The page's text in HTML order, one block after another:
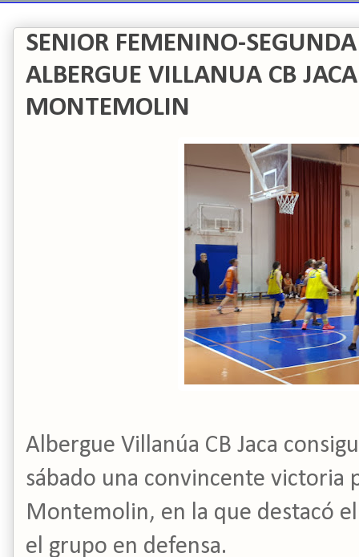
SENIOR FEMENINO-
ALBERGUE VILLANUA CB
MONTEMOLIN
Albergue Villanúa CB Jaca
sábado una convincente victoria
Montemolin, en la que destacó
el grupo en defensa.